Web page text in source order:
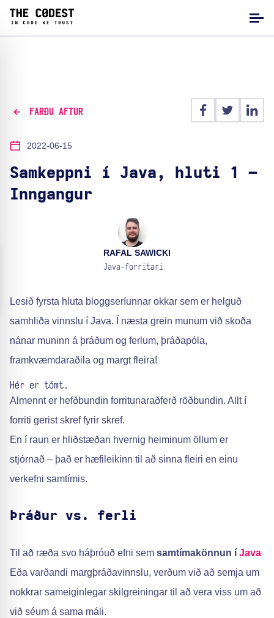
FARÐU AFTUR
2022-06-15
Samkeppni í Java, hluti 1 –
Inngangur
RAFAL SAWICKI
Java-forritari
Lesið fyrsta hluta bloggseríunnar okkar sem er helguð
samhliða vinnslu í Java. Í næsta grein munum við skoða
nánar muninn á þráðum og ferlum, þráðapóla,
framkvæmdaraðila og margt fleira!
Hér er tómt.
Almennt er hefðbundin forritunaraðferð röðbundin. Allt í
forriti gerist skref fyrir skref.
En í raun er hliðstæðan hvernig heiminum öllum er
stjórnað – það er hæfileikinn til að sinna fleiri en einu
verkefni samtímis.
Þráður vs. ferli
Til að ræða svo háþróuð efni sem samtímakönnun í Java
Eða varðandi margþráðavinnslu, verðum við að semja um
nokkrar sameiginlegar skilgreiningar til að vera viss um að
við séum á sama máli.